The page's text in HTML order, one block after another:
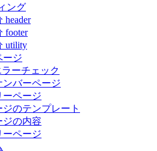
ング
header
footer
utility
ージ
ーチェック
ンバーページ
ーページ
ジのテンプレート
ジの内容
ーページ